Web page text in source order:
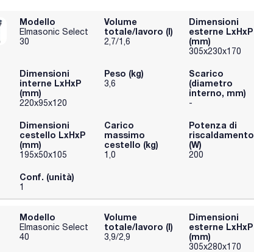
Select 500 / 900);
inox;
pulizia attraverso l'uscita posteriore
l'evaporazione dell'acqua e dei prodotti
energia e costi;
anni dalla data di produzione.
Select 30 - 300); Coperchio in acciaio inossidabile
500 / 900);
di scarico non incluso.
Modello
Elmasonic Select
30
Volume
totale/lavoro (l)
2,7/1,6
Dimensioni
esterne LxHxP
(mm)
305x230x170
Dimensioni
interne LxHxP
(mm)
220x95x120
Peso (kg)
3,6
Scarico
(diametro
interno, mm)
-
Dimensioni
cestello LxHxP
(mm)
195x50x105
Carico
massimo
cestello (kg)
1,0
Potenza di
riscaldamento
(W)
200
Conf. (unità)
1
Modello
Elmasonic Select
40
Volume
totale/lavoro (l)
3,9/2,9
Dimensioni
esterne LxHxP
(mm)
305x280x170